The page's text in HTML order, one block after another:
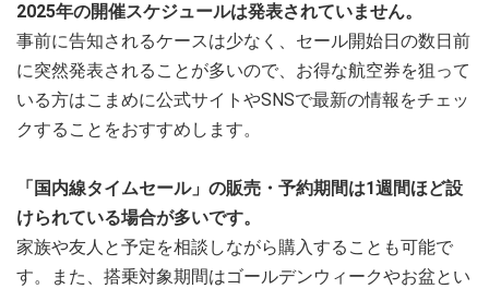
2025年の開催スケジュールは発表されていません。
事前に告知されるケースは少なく、セール開始日の数日前
に突然発表されることが多いので、お得な航空券を狙って
いる方はこまめに公式サイトやSNSで最新の情報をチェッ
クすることをおすすめします。
「国内線タイムセール」の販売・予約期間は1週間ほど設
けられている場合が多いです。
家族や友人と予定を相談しながら購入することも可能で
す。また、搭乗対象期間はゴールデンウィークやお盆とい